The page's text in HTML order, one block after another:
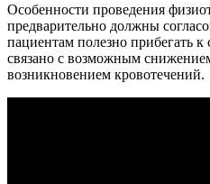
Особенности проведения
предварительно должны
пациентам полезно прибегать к
связано с возможным
возникновением кровотечений.